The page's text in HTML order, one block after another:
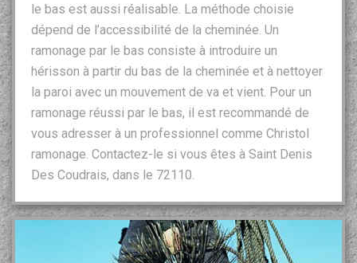
le bas est aussi réalisable. La méthode choisie
dépend de l’accessibilité de la cheminée. Un
ramonage par le bas consiste à introduire un
hérisson à partir du bas de la cheminée et à nettoyer
la paroi avec un mouvement de va et vient. Pour un
ramonage réussi par le bas, il est recommandé de
vous adresser à un professionnel comme Christol
ramonage. Contactez-le si vous êtes à Saint Denis
Des Coudrais, dans le 72110.